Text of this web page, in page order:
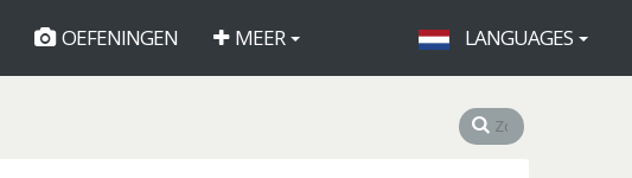
OEFENINGEN MEER LANGUAGES